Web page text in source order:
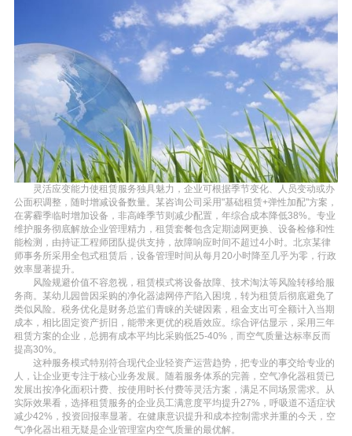
灵活应变能力使租赁服务独具魅力，企业可根据季节变化、人员变动或办
公面积调整，随时增减设备数量。某咨询公司采用"基础租赁+弹性加配"方案，
在雾霾季临时增加设备，非高峰季节则减少配置，年综合成本降低38%。专业
维护服务彻底解放企业管理精力，租赁套餐包含定期滤网更换、设备检修和性
能检测，由持证工程师团队提供支持，故障响应时间不超过4小时。北京某律
师事务所采用全包式租赁后，设备管理时间从每月20小时降至几乎为零，行政
效率显著提升。
风险规避价值不容忽视，租赁模式将设备故障、技术淘汰等风险转移给服
务商。某幼儿园曾因采购的净化器滤网停产陷入困境，转为租赁后彻底避免了
类似风险。税务优化是财务总监们青睐的关键因素，租金支出可全额计入当期
成本，相比固定资产折旧，能带来更优的税盾效应。综合评估显示，采用三年
租赁方案的企业，总拥有成本平均比采购低25-40%，而空气质量达标率反而
提高30%。
这种服务模式特别符合现代企业轻资产运营趋势，把专业的事交给专业的
人，让企业更专注于核心业务发展。随着服务体系的完善，空气净化器租赁已
发展出按净化面积计费、按使用时长付费等灵活方案，满足不同场景需求。从
实际效果看，选择租赁服务的企业员工满意度平均提升27%，呼吸道不适症状
减少42%，投资回报率显著。在健康意识提升和成本控制需求并重的今天，空
气净化器出租无疑是企业管理室内空气质量的最优解。